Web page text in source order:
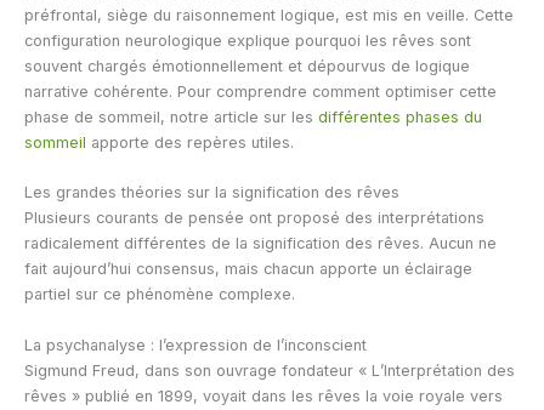
préfrontal, siège du raisonnement logique, est mis en veille. Cette
configuration neurologique explique pourquoi les rêves sont
souvent chargés émotionnellement et dépourvus de logique
narrative cohérente. Pour comprendre comment optimiser cette
phase de sommeil, notre article sur les différentes phases du
sommeil apporte des repères utiles.
Les grandes théories sur la signification des rêves
Plusieurs courants de pensée ont proposé des interprétations
radicalement différentes de la signification des rêves. Aucun ne
fait aujourd’hui consensus, mais chacun apporte un éclairage
partiel sur ce phénomène complexe.
La psychanalyse : l’expression de l’inconscient
Sigmund Freud, dans son ouvrage fondateur « L’Interprétation des
rêves » publié en 1899, voyait dans les rêves la voie royale vers